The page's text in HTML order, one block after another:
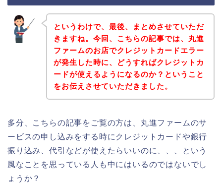
というわけで、最後、まとめさせていただ
きますね。今回、こちらの記事では、丸進
ファームのお店でクレジットカードエラー
が発生した時に、どうすればクレジットカ
ードが使えるようになるのか？ということ
をお伝えさせていただきました。
多分、こちらの記事をご覧の方は、丸進ファームのサ
ービスの申し込みをする時にクレジットカードや銀行
振り込み、代引などが使えたらいいのに、、、という
風なことを思っている人も中にはいるのではないでし
ょうか？